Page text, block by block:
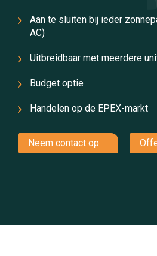
Aan te sluiten bij ieder
AC)
Uitbreidbaar met meerdere
Budget optie
Handelen op de EPEX-markt
Neem contact op